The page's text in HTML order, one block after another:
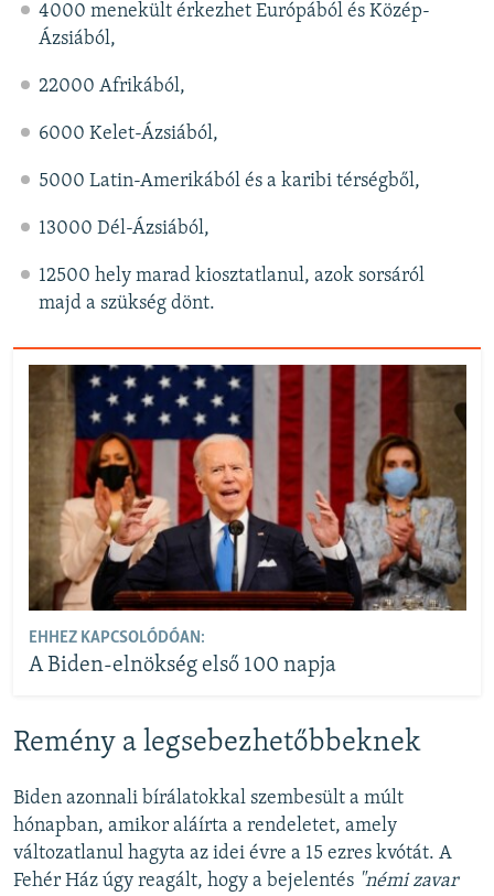
4000 menekült érkezhet Európából és Közép-
Ázsiából,
22000 Afrikából,
6000 Kelet-Ázsiából,
5000 Latin-Amerikából és a karibi térségből,
13000 Dél-Ázsiából,
12500 hely marad kiosztatlanul, azok sorsáról
majd a szükség dönt.
EHHEZ KAPCSOLÓDÓAN:
A Biden-elnökség első 100 napja
Remény a legsebezhetőbbeknek
Biden azonnali bírálatokkal szembesült a múlt
hónapban, amikor aláírta a rendeletet, amely
változatlanul hagyta az idei évre a 15 ezres kvótát. A
Fehér Ház úgy reagált, hogy a bejelentés "némi zavar